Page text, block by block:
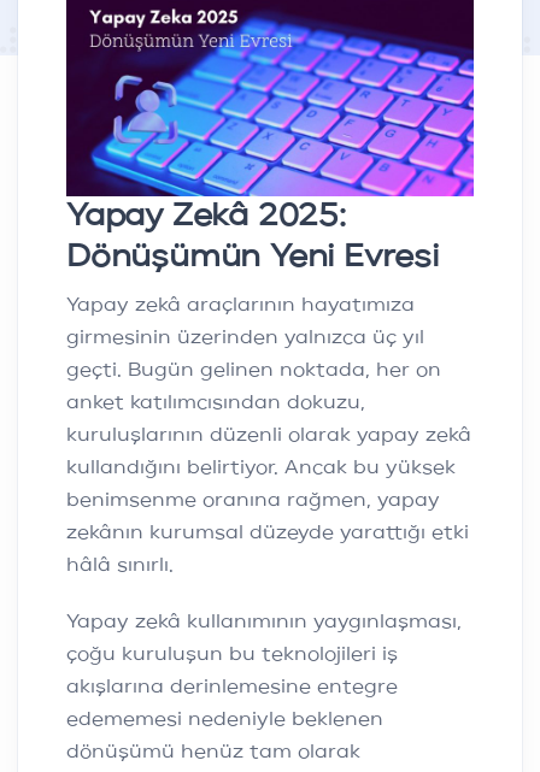
Yapay Zekâ 2025:
Dönüşümün Yeni Evresi
Yapay zekâ araçlarının hayatımıza
girmesinin üzerinden yalnızca üç yıl
geçti. Bugün gelinen noktada, her on
anket katılımcısından dokuzu,
kuruluşlarının düzenli olarak yapay zekâ
kullandığını belirtiyor. Ancak bu yüksek
benimsenme oranına rağmen, yapay
zekânın kurumsal düzeyde yarattığı etki
hâlâ sınırlı.
Yapay zekâ kullanımının yaygınlaşması,
çoğu kuruluşun bu teknolojileri iş
akışlarına derinlemesine entegre
edememesi nedeniyle beklenen
dönüşümü henüz tam olarak